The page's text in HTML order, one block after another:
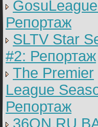
Репортаж
SLTV Star
#2: Репортаж
The Premier
League
Репортаж
36ON.RU